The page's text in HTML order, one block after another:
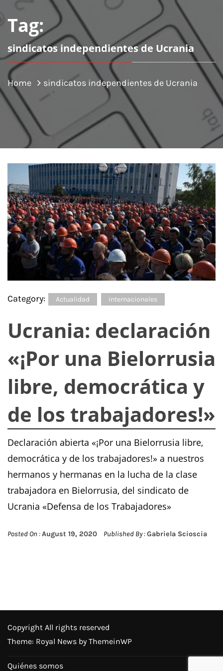
Tag:
sindicatos independientes de Ucrania
Home sindicatos independientes de Ucrania
Category: Actualidad Internacionales
Ucrania: declaración
«¡Por una Bielorrusia
libre, democrática y
de los trabajadores!»
Declaración abierta «¡Por una Bielorrusia libre,
democrática y de los trabajadores!» a nuestros
hermanos y hermanas en la lucha de la clase
trabajadora en Bielorrusia, del sindicato de
Ucrania «Defensa de los Trabajadores»
Posted On :August 19, 2020 Published By :Gabriela Scioscia
Copyright All rights reserved
Theme: Royal News by ThemeinWP
Quiénes somos